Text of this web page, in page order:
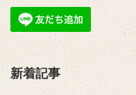
新着記事